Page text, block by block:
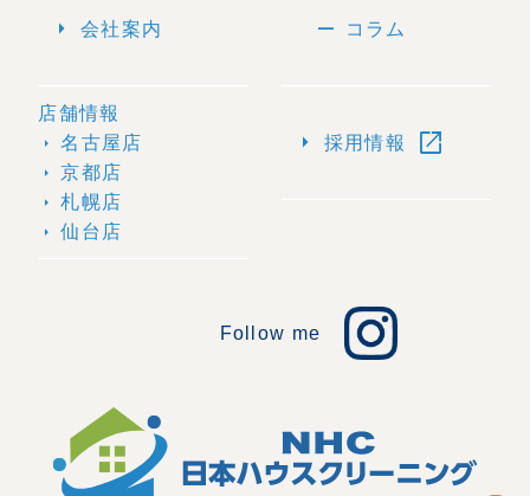
arrow_right 会社案内
店舗情報
arrow_right 名古屋店
arrow_right 京都店
arrow_right 札幌店
arrow_right 仙台店
remove コラム
arrow_right 採用情報 open_in_new
Follow me